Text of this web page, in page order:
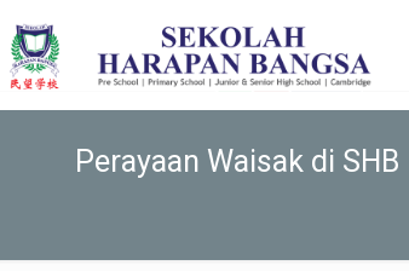
Perayaan Waisak di SHB